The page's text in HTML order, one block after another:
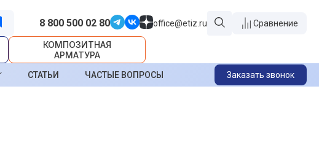
8 800 500 02 80 office@etiz.ru Сравнение
КОМПОЗИТНАЯ
АРМАТУРА
СТАТЬИ ЧАСТЫЕ ВОПРОСЫ Заказать звонок